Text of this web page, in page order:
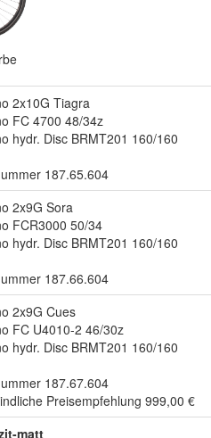
2x10G Tiagra
FC 4700 48/34z
hydr. Disc BRMT201 160/160
187.65.604
2x9G Sora
FCR3000 50/34
hydr. Disc BRMT201 160/160
187.66.604
2x9G Cues
FC U4010-2 46/30z
hydr. Disc BRMT201 160/160
187.67.604
Preisempfehlung 999,00 €
matt